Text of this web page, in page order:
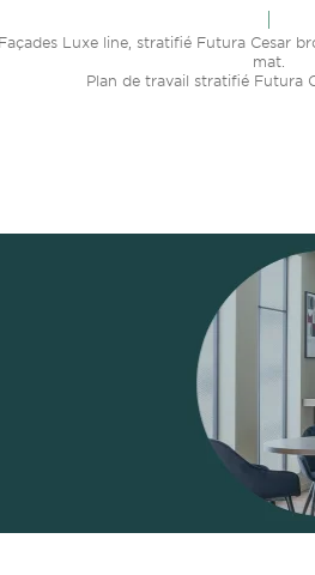
Luxe line, stratifié Futura Cesar
mat.
Plan de travail stratifié Futura